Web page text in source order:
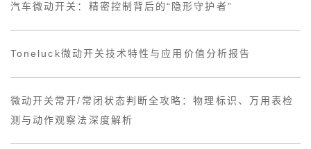
汽车微动开关：精密控制背后的“隐形守护者”
Toneluck微动开关技术特性与应用价值分析报告
微动开关常开/常闭状态判断全攻略：物理标识、万用表检
测与动作观察法深度解析